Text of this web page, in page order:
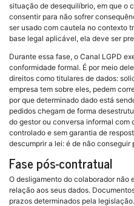
situação de desequilíbrio, em que o
consentir para não sofrer
ser usado com cautela no contexto
base legal aplicável, ela deve ser
Durante essa fase, o Canal LGPD
conformidade formal. É por meio
direitos como titulares de dados:
empresa tem sobre eles, pedem
por que determinado dado está
pedidos chegam de forma
do gestor ou conversa informal com
controlado e sem garantia de
descumprir a lei: é de não conseguir
Fase pós-contratual
O desligamento do colaborador não
relação aos seus dados.
prazos determinados pela